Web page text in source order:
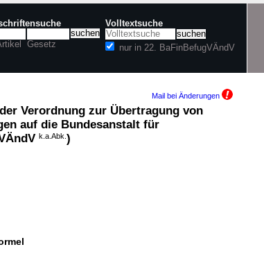
Gesetz
Volltextsuche
nur in 22. BaFinBefugVÄndV
Mail bei Änderungen
Verordnung zur Übertragung von
auf die Bundesanstalt für
k.a.Abk. )